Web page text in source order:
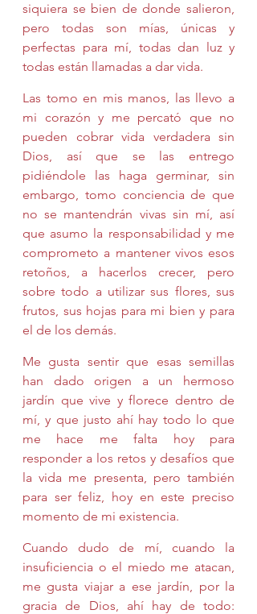
siquiera se bien de donde salieron,
pero todas son mías, únicas y
perfectas para mí, todas dan luz y
todas están llamadas a dar vida.
Las tomo en mis manos, las llevo a
mi corazón y me percató que no
pueden cobrar vida verdadera sin
Dios, así que se las entrego
pidiéndole las haga germinar, sin
embargo, tomo conciencia de que
no se mantendrán vivas sin mí, así
que asumo la responsabilidad y me
comprometo a mantener vivos esos
retoños, a hacerlos crecer, pero
sobre todo a utilizar sus flores, sus
frutos, sus hojas para mi bien y para
el de los demás.
Me gusta sentir que esas semillas
han dado origen a un hermoso
jardín que vive y florece dentro de
mí, y que justo ahí hay todo lo que
me hace me falta hoy para
responder a los retos y desafíos que
la vida me presenta, pero también
para ser feliz, hoy en este preciso
momento de mi existencia.
Cuando dudo de mí, cuando la
insuficiencia o el miedo me atacan,
me gusta viajar a ese jardín, por la
gracia de Dios, ahí hay de todo: